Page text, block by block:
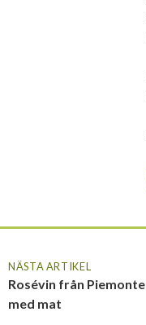
NÄSTA ARTIKEL
Rosévin från Piemonte
med mat